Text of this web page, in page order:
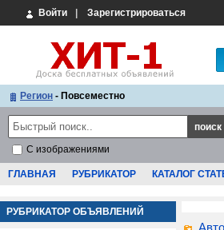
Войти Зарегистрироваться
Регион - Повсеместно
С изображениями
ГЛАВНАЯ РУБРИКАТОР КАТАЛОГ
РУБРИКАТОР ОБЪЯВЛЕНИЙ